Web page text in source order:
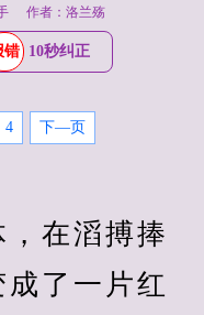
作者：洛兰殇
错 10秒纠正
4 下—页
在滔搏捧
了一片红